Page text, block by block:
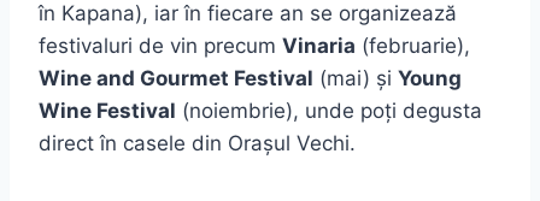
în Kapana), iar în fiecare an se organizează
festivaluri de vin precum Vinaria (februarie),
Wine and Gourmet Festival (mai) și Young
Wine Festival (noiembrie), unde poți degusta
direct în casele din Orașul Vechi.